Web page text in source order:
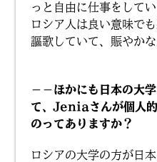
っと自由に仕事をして
ロシア人は良い意味で
謳歌していて、賑やか
－－ほかにも日本の大
て、Jeniaさんが個人
のってありますか？
ロシアの大学の方が日